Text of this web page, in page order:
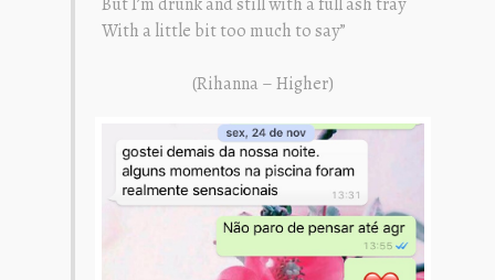
With a little bit too much to say”
(Rihanna – Higher)